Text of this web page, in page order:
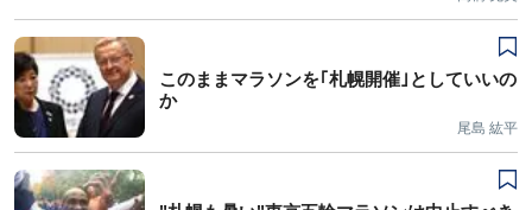
このままマラソンを｢札幌開催｣としていいの
か
尾島 紘平